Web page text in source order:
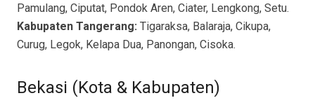
Pamulang, Ciputat, Pondok Aren, Ciater, Lengkong, Setu.
Kabupaten Tangerang: Tigaraksa, Balaraja, Cikupa,
Curug, Legok, Kelapa Dua, Panongan, Cisoka.
Bekasi (Kota & Kabupaten)